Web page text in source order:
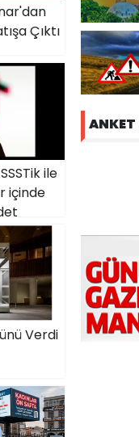
Çıktı
ile
içinde
Verdi
ANKET